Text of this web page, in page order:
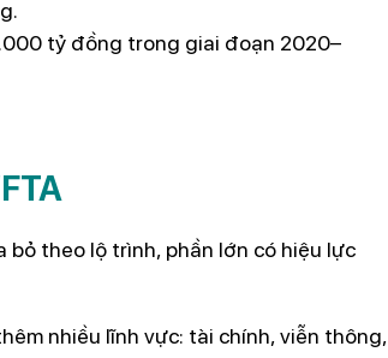
tỷ đồng trong giai đoạn 2020–
theo lộ trình, phần lớn có hiệu lực
nhiều lĩnh vực: tài chính, viễn thông,